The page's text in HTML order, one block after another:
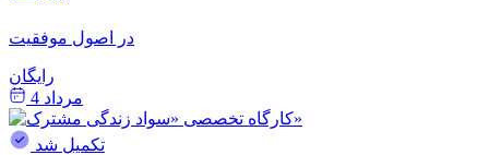
در اصول موفقیت
رایگان
مرداد 4
تکمیل شد